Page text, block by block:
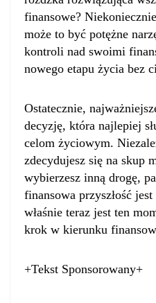
finansowe?
może to być potężne
kontroli nad swoimi
nowego etapu życia bez
Ostatecznie,
decyzję, która najlepiej
celom życiowym.
zdecydujesz się na skup
wybierzesz inną drogę,
finansowa przyszłość
właśnie teraz jest ten
krok w kierunku
+Tekst Sponsorowany+